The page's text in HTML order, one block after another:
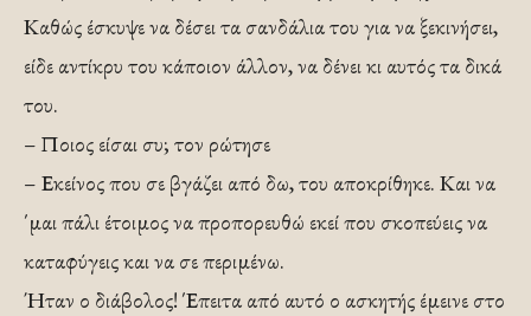
Καθώς έσκυψε να δέσει τα σανδάλια του για να ξεκινήσει,
είδε αντίκρυ του κάποιον άλλον, να δένει κι αυτός τα δικά
του.
– Ποιος είσαι συ; τον ρώτησε
– Εκείνος που σε βγάζει από δω, του αποκρίθηκε. Και να
΄μαι πάλι έτοιμος να προπορευθώ εκεί που σκοπεύεις να
καταφύγεις και να σε περιμένω.
Ήταν ο διάβολος! Έπειτα από αυτό ο ασκητής έμεινε στο